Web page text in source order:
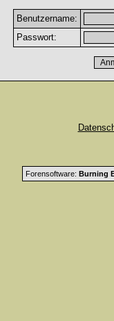
Benutzername:
Passwort:
Forensoftware: Burning